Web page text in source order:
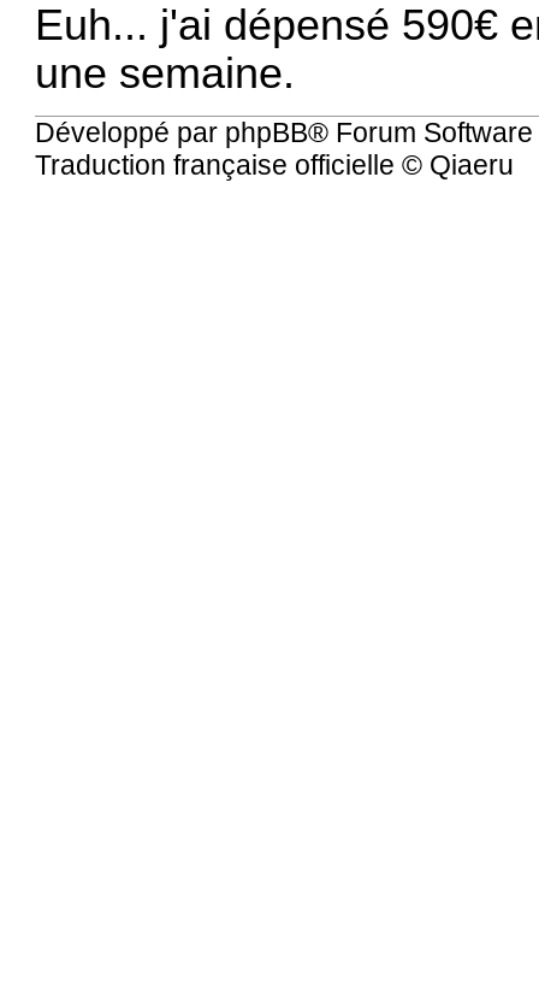
Euh... j'ai dépensé 590€
une semaine.
Développé par phpBB® Forum
Traduction française officielle © Qiaeru